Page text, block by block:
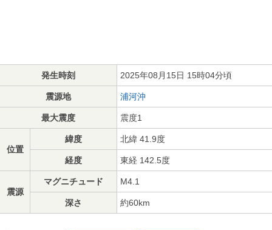
発生時刻 2025年08月15日 15時04分頃
震源地 浦河沖
最大震度 震度1
位置
緯度 北緯 41.9度
経度 東経 142.5度
震源
マグニチュード M4.1
深さ 約60km